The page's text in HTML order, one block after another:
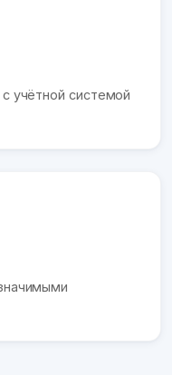
учётной системой